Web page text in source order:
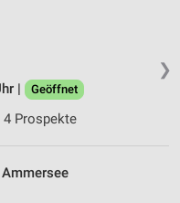
❯
|
Geöffnet
4 Prospekte